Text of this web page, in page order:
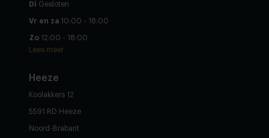
Di Gesloten
Vr en za 10:00 - 18:00
Zo 12:00 - 18:00
Lees meer
Heeze
Koolakkers 12
5591 RD Heeze
Noord-Brabant